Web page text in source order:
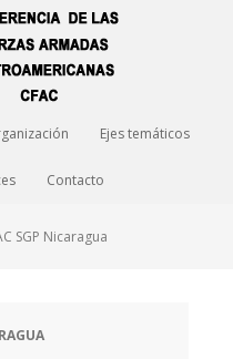
Ejes temáticos
Contacto
SGP Nicaragua